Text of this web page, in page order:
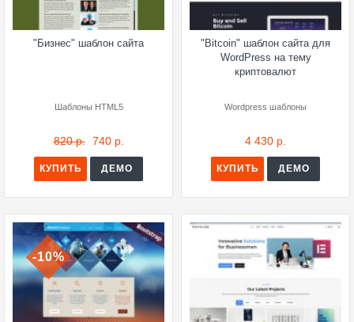
"Бизнес" шаблон сайта
Шаблоны HTML5
820 р. 740 р.
КУПИТЬ ДЕМО
"Bitcoin" шаблон сайта для
WordPress на тему
криптовалют
Wordpress шаблоны
4 430 р.
КУПИТЬ ДЕМО
-10%